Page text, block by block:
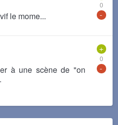
0
-
le mome...
+
0
-
à une scène de "on